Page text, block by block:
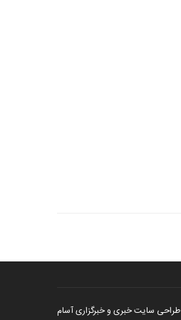
طراحی سایت خبری و خبرگزاری آسام